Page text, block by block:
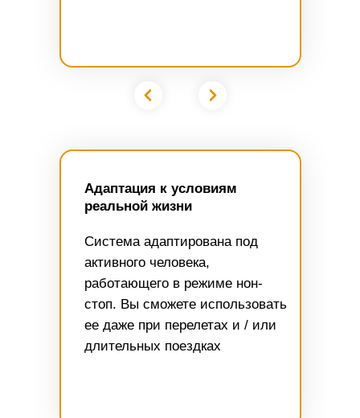
Адаптация к условиям
реальной жизни
Система адаптирована под
активного человека,
работающего в режиме нон-
стоп. Вы сможете использовать
ее даже при перелетах и / или
длительных поездках